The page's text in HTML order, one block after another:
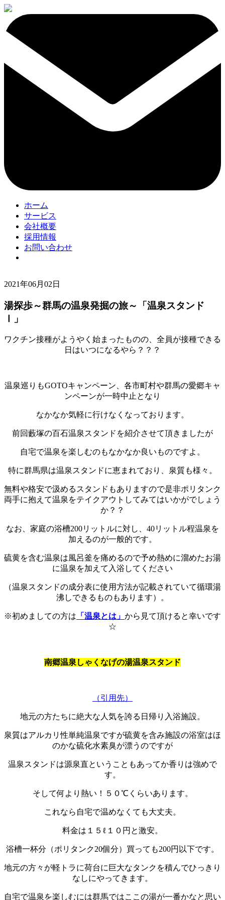
ホーム
サービス
会社概要
採用情報
お問い合わせ
2021年06月02日
湯探歩～群馬の温泉発掘の旅～「温泉スタンド
Ⅰ」
ワクチン接種がようやく始まったものの、全員が接種できる
日はいつになるやら？？？
温泉巡りもGOTOキャンペーン、各市町村や群馬の愛郷キャ
ンペーンが一時中止となり
なかなか気軽に行けなくなっております。
前回藪塚の百石温泉スタンドを紹介させて頂きましたが
自宅で温泉を楽しむのもなかなか良いものですよ。
特に群馬県は温泉スタンドに恵まれており、泉質も様々。
無料や格安で汲めるスタンドもありますので是非ポリタンク
両手に抱えて温泉をテイクアウトしてみてはいかがでしょう
か？？
なお、家庭の浴槽200リットルに対し、40リットル程温泉を
加えるのが一般的です。
硫黄を含む温泉は風呂釜を痛めるので予め熱めに溜めたお湯
に温泉を加えて入浴してください
（温泉スタンドの成分表に使用方法が記載されていて循環湯
沸しできるものもあります）。
※初めましての方は 「温泉とは」 から見て頂けると幸いです
☆
南郷温泉しゃくなげの湯温泉スタンド
（引用先）
地元の方たちに絶大な人気を誇る日帰り入浴施設。
泉質はアルカリ性単純温泉ですが硫黄を含み施設の浴室はほ
のかな硫化水素臭が漂うのですが
温泉スタンドは源泉直ということもあってか香りは強めで
す。
そして何より熱い！５０℃くらいあります。
これなら自宅で温めなくても大丈夫。
料金は１５ℓ１０円と激安。
浴槽一杯分（ポリタンク20個分）買っても200円以下です。
地元の方々が軽トラに荷台に巨大なタンクを積んでひっきり
なしにやってきます。
自宅で温泉を楽しむには群馬ではここの湯が一番かなと思い